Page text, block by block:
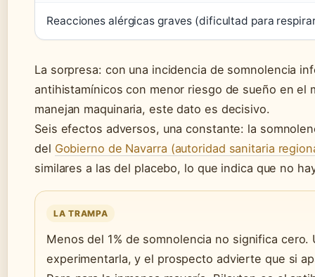
Reacciones alérgicas graves (dificultad para
La sorpresa: con una incidencia de somnolencia
antihistamínicos con menor riesgo de sueño en el
manejan maquinaria, este dato es decisivo.
Seis efectos adversos, una constante: la
del Gobierno de Navarra (autoridad sanitaria
similares a las del placebo, lo que indica que no
LA TRAMPA
Menos del 1% de somnolencia no significa
experimentarla, y el prospecto advierte que si